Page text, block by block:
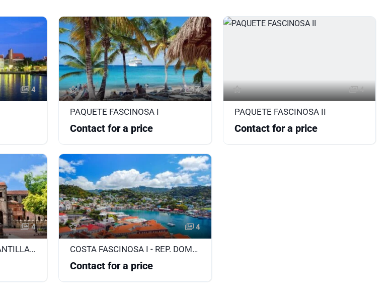
4 4
PAQUETE FASCINOSA I
Contact for a price
4
PAQUETE FASCINOSA II
Contact for a price
4
COSTA FASCINOSA III - ANTILLAS - ISLAS VÍRGENES
4
COSTA FASCINOSA I - REP. DOMINICANA – ANTILLAS - ISLAS VÍRGENES
Contact for a price